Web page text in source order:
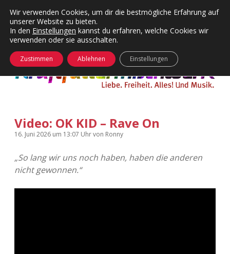
Kategorien
Menü
24 Hours Chilling
Die Wende
KFMW-Disco
KFMW-Disco
Dates
Contact
Menü
öffnen
Adventskalender 2010
öffnen
Video: OK KID – Rave On
16. Juni 2026 um 13:07 Uhrvon Ronny
„So lang wir uns noch haben, haben die anderen
nicht gewonnen.“
Wir verwenden Cookies, um dir die bestmögliche Erfahrung auf
unserer Website zu bieten.
In den Einstellungen kannst du erfahren, welche Cookies wir
verwenden oder sie ausschalten.
Zustimmen Ablehnen Einstellungen